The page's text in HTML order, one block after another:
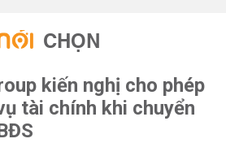
CHỌN
kiến nghị cho phép
tài chính khi chuyển